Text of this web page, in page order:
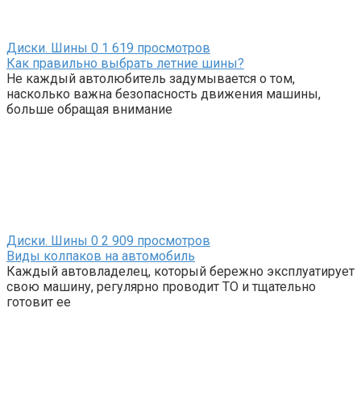
Диски. Шины 0 1 619 просмотров
Как правильно выбрать летние шины?
Не каждый автолюбитель задумывается о том,
насколько важна безопасность движения машины,
больше обращая внимание
Диски. Шины 0 2 909 просмотров
Виды колпаков на автомобиль
Каждый автовладелец, который бережно эксплуатирует
свою машину, регулярно проводит ТО и тщательно
готовит ее